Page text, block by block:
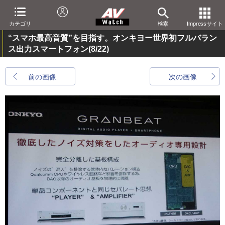
カテゴリ 検索 Impressサイト
“スマホ最高音質”を目指す。オンキヨー世界初フルバラン
ス出力スマートフォン(8/22)
前の画像 次の画像